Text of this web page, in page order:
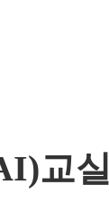
교실